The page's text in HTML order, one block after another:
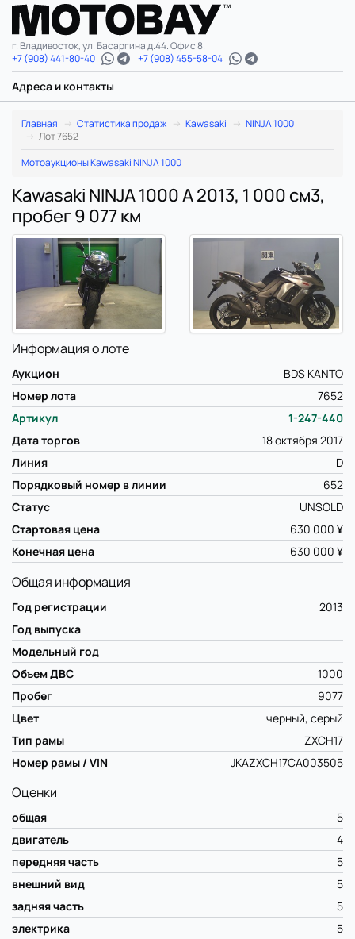
г. Владивосток, ул. Басаргина д.44. Офис 8.
+7 (908) 441-80-40
+7 (908) 455-58-04
Адреса и контакты
Главная Статистика продаж Kawasaki
NINJA 1000
Лот 7652
Мотоаукционы Kawasaki NINJA 1000
Kawasaki NINJA 1000 A 2013, 1 000 см3,
пробег 9 077 км
Информация о лоте
Аукцион
BDS KANTO
Номер лота
7652
Артикул
1-247-440
Дата торгов
18 октября 2017
Линия
D
Порядковый номер в линии
652
Статус
UNSOLD
Стартовая цена
630 000 ¥
Конечная цена
630 000 ¥
Общая информация
Год регистрации
2013
Год выпуска
Модельный год
Объем ДВС
1000
Пробег
9077
Цвет
черный, серый
Тип рамы
ZXCH17
Номер рамы / VIN
JKAZXCH17CA003505
Оценки
общая
5
двигатель
4
передняя часть
5
внешний вид
5
задняя часть
5
электрика
5